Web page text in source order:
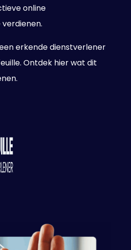
online
erkende dienstverlener
Ontdek hier wat dit